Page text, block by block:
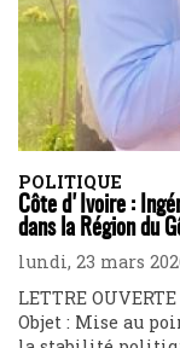
POLITIQUE
Côte d'Ivoire :
dans la Région du
lundi, 23 mars
LETTRE
Objet : Mise au